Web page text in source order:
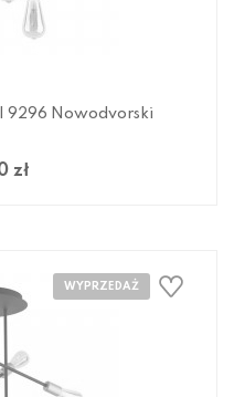
9296 Nowodvorski
zł